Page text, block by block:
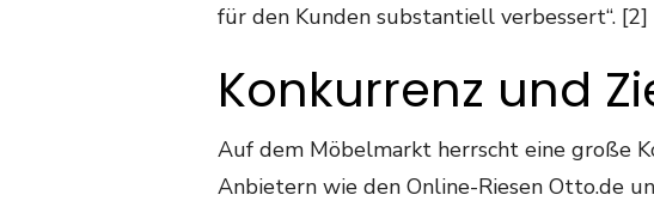
für den Kunden substantiell verbessert“. [2]
Konkurrenz und
Auf dem Möbelmarkt herrscht eine große
Anbietern wie den Online-Riesen Otto.de